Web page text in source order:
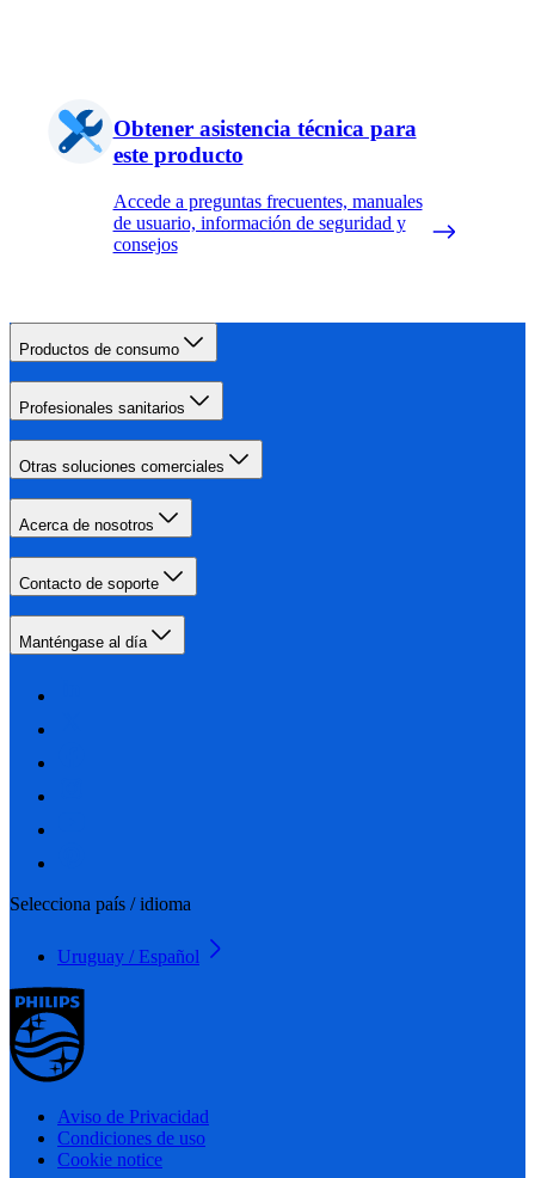
Obtener asistencia técnica para
este producto
Accede a preguntas frecuentes, manuales
de usuario, información de seguridad y
consejos
Productos de consumo
Profesionales sanitarios
Otras soluciones comerciales
Acerca de nosotros
Contacto de soporte
Manténgase al día
Selecciona país / idioma
Uruguay / Español
Aviso de Privacidad
Condiciones de uso
Cookie notice